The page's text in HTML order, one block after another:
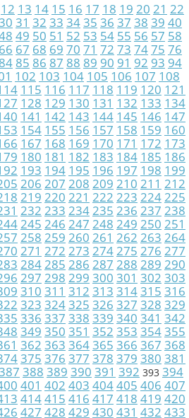
12 13 14 15 16 17 18 19 20 21 22
31 32 33 3435 36 37 38 39 40
49 50 51 52 53 54 55 56 57 58
66 67 68 69 70 71 72 73 7475 76
84 85 86 87 88 89 90 91 92 93 94
102 103 104 105 106 107 108
115 116 117 118 119 120 121
128 129 130 131 132 133 134
141 142 143 144 145 146 147
154 155 156 157 158 159 160
167 168 169 170 171 172 173
180 181 182 183 184 185 186
193 194 195 196 197 198 199
206 207 208 209 210 211 212
219 220 221 222 223 224225
232 233 234235 236 237 238
245 246 247 248 249 250 251
258 259 260 261 262 263 264
271 272 273 274275 276 277
284285 286 287 288 289 290
297 298 299 300 301 302 303
310 311 312 313 314315 316
323 324325 326 327 328 329
336 337 338 339 340 341 342
349 350 351 352 353 354355
362 363 364365 366 367 368
375 376 377 378 379 380 381
388 389 390 391 392 393 394
401 402 403 404405 406 407
414415 416 417 418 419 420
427 428 429 430 431 432 433